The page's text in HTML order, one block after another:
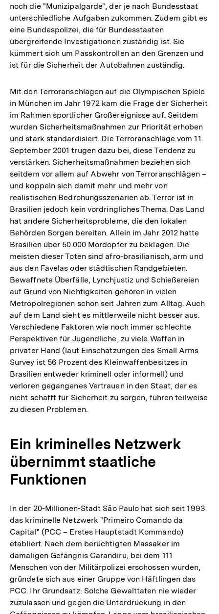
noch die "Munizipalgarde", der je nach Bundesstaat
unterschiedliche Aufgaben zukommen. Zudem gibt es
eine Bundespolizei, die für Bundesstaaten
übergreifende Investigationen zuständig ist. Sie
kümmert sich um Passkontrollen an den Grenzen und
ist für die Sicherheit der Autobahnen zuständig.
Mit den Terroranschlägen auf die Olympischen Spiele
in München im Jahr 1972 kam die Frage der Sicherheit
im Rahmen sportlicher Großereignisse auf. Seitdem
wurden Sicherheitsmaßnahmen zur Priorität erhoben
und stark standardisiert. Die Terroranschläge vom 11.
September 2001 trugen dazu bei, diese Tendenz zu
verstärken. Sicherheitsmaßnahmen beziehen sich
seitdem vor allem auf Abwehr von Terroranschlägen –
und koppeln sich damit mehr und mehr von
realistischen Bedrohungsszenarien ab. Terror ist in
Brasilien jedoch kein vordringliches Thema. Das Land
hat andere Sicherheitsprobleme, die den lokalen
Behörden Sorgen bereiten. Allein im Jahr 2012 hatte
Brasilien über 50.000 Mordopfer zu beklagen. Die
meisten dieser Toten sind afro-brasilianisch, arm und
aus den Favelas oder städtischen Randgebieten.
Bewaffnete Überfälle, Lynchjustiz und Schießereien
auf Grund von Nichtigkeiten gehören in vielen
Metropolregionen schon seit Jahren zum Alltag. Auch
auf dem Land sieht es mittlerweile nicht besser aus.
Verschiedene Faktoren wie noch immer schlechte
Perspektiven für Jugendliche, zu viele Waffen in
privater Hand (laut Einschätzungen des Small Arms
Survey ist 56 Prozent des Kleinwaffenbesitzes in
Brasilien entweder kriminell oder informell) und
verloren gegangenes Vertrauen in den Staat, der es
nicht schafft für Sicherheit zu sorgen, führen teilweise
zu diesen Problemen.
Ein kriminelles Netzwerk
übernimmt staatliche
Funktionen
In der 20-Millionen-Stadt São Paulo hat sich seit 1993
das kriminelle Netzwerk "Primeiro Comando da
Capital" (PCC – Erstes Hauptstadt Kommando)
etabliert. Nach dem berüchtigten Massaker im
damaligen Gefängnis Carandiru, bei dem 111
Menschen von der Militärpolizei erschossen wurden,
gründete sich aus einer Gruppe von Häftlingen das
PCC. Ihr Grundsatz: Solche Gewalttaten nie wieder
zuzulassen und gegen die Unterdrückung in den